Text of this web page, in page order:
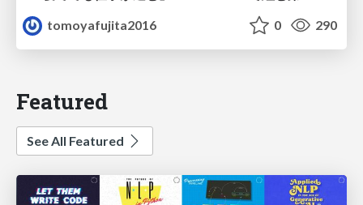
tomoyafujita2016
0 290
Featured
See All Featured